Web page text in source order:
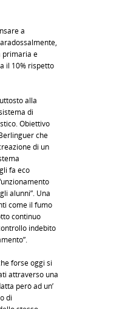
a
primaria e
il 10% rispetto
alla
di
Obiettivo
che
di un
fa eco
alunni”. Una
come il fumo
continuo
indebito
forse oggi si
attraverso una
però ad un’
di